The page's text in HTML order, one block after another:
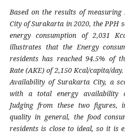
Based on the results of
City of Surakarta in 2020, the PPH
energy consumption of 2,031
illustrates that the Energy
residents has reached 94.5% of
Rate (AKE) of 2,150 Kcal/capita/
Availability of Surakarta City, a
with a total energy availability
Judging from these two figures,
quality in general, the food
residents is close to ideal, so it is